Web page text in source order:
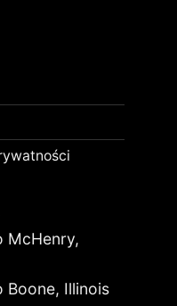
McHenry,
Boone, Illinois